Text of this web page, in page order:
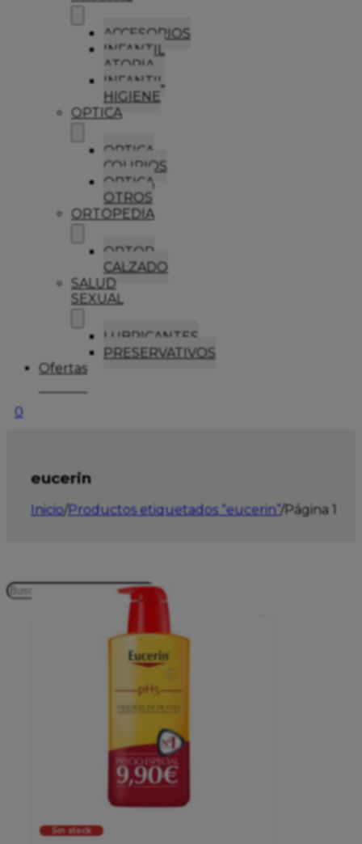
ACCESORIOS
INFANTIL
ATOPIA
INFANTIL
HIGIENE
OPTICA
OPTICA
COLIRIOS
OPTICA
OTROS
ORTOPEDIA
ORTOP
CALZADO
SALUD
SEXUAL
LUBRICANTES
PRESERVATIVOS
Ofertas
0
eucerin
Inicio/Productos etiquetados “eucerin”/Página 1
Sin stock